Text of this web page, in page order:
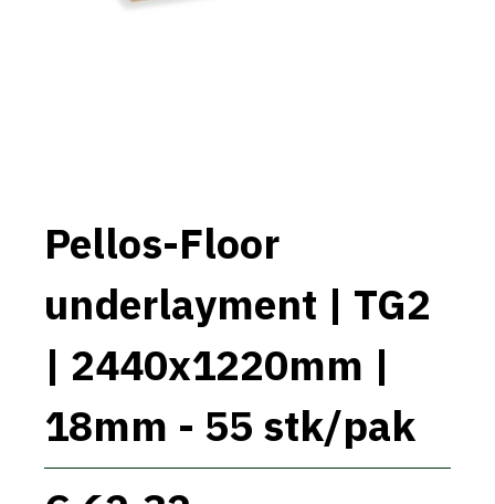
Pellos-Floor
underlayment | TG2
| 2440x1220mm |
18mm - 55 stk/pak